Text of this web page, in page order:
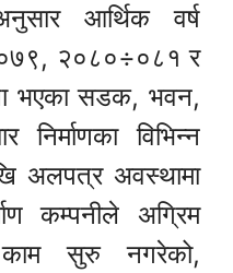
आर्थिक वर्ष
२०८०÷०८१ र
भएका सडक, भवन,
निर्माणका विभिन्न
अलपत्र अवस्थामा
कम्पनीले अग्रिम
काम सुरु नगरेको,